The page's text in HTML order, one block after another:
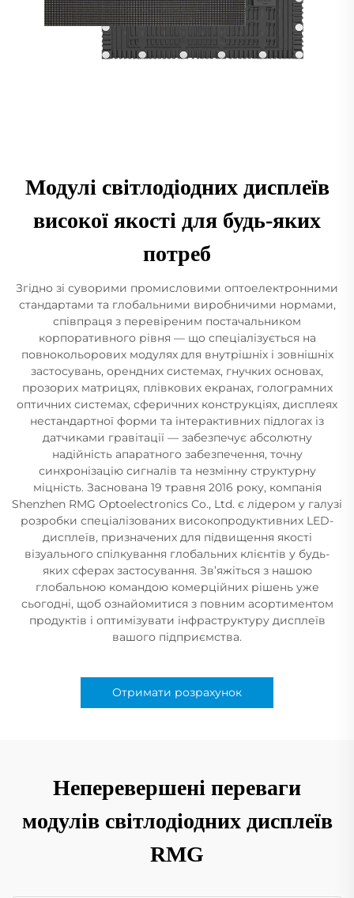
Модулі світлодіодних дисплеїв
високої якості для будь-яких
потреб
Згідно зі суворими промисловими оптоелектронними
стандартами та глобальними виробничими нормами,
співпраця з перевіреним постачальником
корпоративного рівня — що спеціалізується на
повнокольорових модулях для внутрішніх і зовнішніх
застосувань, орендних системах, гнучких основах,
прозорих матрицях, плівкових екранах, голограмних
оптичних системах, сферичних конструкціях, дисплеях
нестандартної форми та інтерактивних підлогах із
датчиками гравітації — забезпечує абсолютну
надійність апаратного забезпечення, точну
синхронізацію сигналів та незмінну структурну
міцність. Заснована 19 травня 2016 року, компанія
Shenzhen RMG Optoelectronics Co., Ltd. є лідером у галузі
розробки спеціалізованих високопродуктивних LED-
дисплеїв, призначених для підвищення якості
візуального спілкування глобальних клієнтів у будь-
яких сферах застосування. Зв’яжіться з нашою
глобальною командою комерційних рішень уже
сьогодні, щоб ознайомитися з повним асортиментом
продуктів і оптимізувати інфраструктуру дисплеїв
вашого підприємства.
Отримати розрахунок
Неперевершені переваги
модулів світлодіодних дисплеїв
RMG